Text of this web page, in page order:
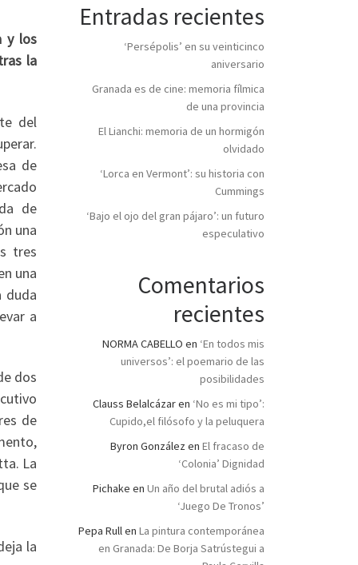
y los
la
del
de
de
una
tres
una
duda
a
dos
de
La
se
la
Entradas recientes
‘Persépolis’ en su veinticinco
aniversario
Granada es de cine: memoria fílmica
de una provincia
El Lianchi: memoria de un hormigón
olvidado
‘Lorca en Vermont’: su historia con
Cummings
‘Bajo el ojo del gran pájaro’: un futuro
especulativo
Comentarios
recientes
NORMA CABELLO en ‘En todos mis
universos’: el poemario de las
posibilidades
Clauss Belalcázaren ‘No es mi tipo’:
Cupido,el filósofo y la peluquera
Byron González en El fracaso de
‘Colonia’ Dignidad
Pichake en Un año del brutal adiós a
‘Juego De Tronos’
Pepa Rullen La pintura contemporánea
en Granada: De Borja Satrústegui a